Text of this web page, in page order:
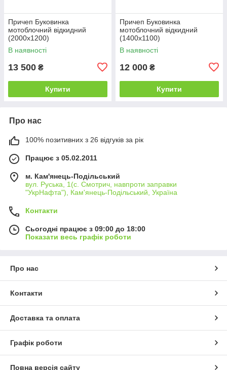
Причеп Буковинка
мотоблочний відкидний
(2000х1200)
В наявності
13 500 ₴
Купити
Причеп Буковинка
мотоблочний відкидний
(1400х1100)
В наявності
12 000 ₴
Купити
Про нас
100% позитивних з 26 відгуків за рік
Працює з 05.02.2011
м. Кам'янець-Подільський
вул. Руська, 1(с. Смотрич, навпроти заправки
"УкрНафта"), Кам'янець-Подільський, Україна
Контакти
Сьогодні працює з 09:00 до 18:00
Показати весь графік роботи
Про нас
Контакти
Доставка та оплата
Графік роботи
Повна версія сайту